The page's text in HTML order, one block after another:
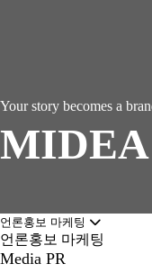
Your story becomes a
MIDEA
언론홍보 마케팅
언론홍보 마케팅
Media PR